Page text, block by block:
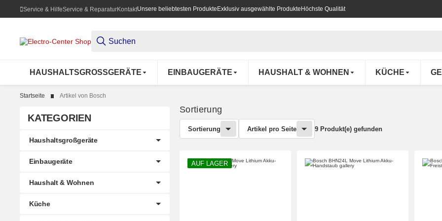
Service & HilfeService & ReparaturKontaktUnsere beliebtesten Produkte Exklusiv ausgewählte Produkte Höchste Qualität
HAUSHALTSGROSSGERÄTE EINBAUGERÄTE HAUSHALT & WOHNEN KÜCHE
Startseite Artikel von Bosch
Sortierung
Sortierung Artikel pro Seite 9 Produkt(e) gefunden
AUF LAGER
KATEGORIEN
Haushaltsgroßgeräte
Einbaugeräte
Haushalt & Wohnen
Küche